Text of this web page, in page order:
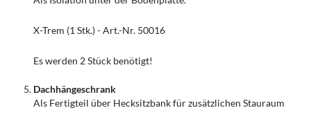
X-Trem (1 Stk.) - Art.-Nr. 50016
Es werden 2 Stück benötigt!
Dachhängeschrank
Als Fertigteil über Hecksitzbank für zusätzlichen Stauraum